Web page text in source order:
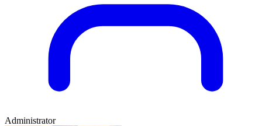
Administrator